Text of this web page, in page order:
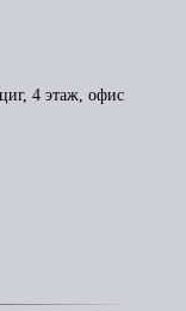
4 этаж, офис